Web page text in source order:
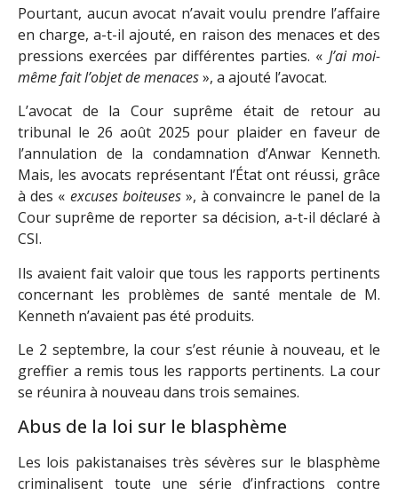
Pourtant, aucun avocat n’avait voulu prendre l’affaire
en charge, a-t-il ajouté, en raison des menaces et des
pressions exercées par différentes parties. « J’ai moi-
même fait l’objet de menaces», a ajouté l’avocat.
L’avocat de la Cour suprême était de retour au
tribunal le 26 août 2025 pour plaider en faveur de
l’annulation de la condamnation d’Anwar Kenneth.
Mais, les avocats représentant l’État ont réussi, grâce
à des « excuses boiteuses», à convaincre le panel de la
Cour suprême de reporter sa décision, a-t-il déclaré à
CSI.
Ils avaient fait valoir que tous les rapports pertinents
concernant les problèmes de santé mentale de M.
Kenneth n’avaient pas été produits.
Le 2 septembre, la cour s’est réunie à nouveau, et le
greffier a remis tous les rapports pertinents. La cour
se réunira à nouveau dans trois semaines.
Abus de la loi sur le blasphème
Les lois pakistanaises très sévères sur le blasphème
criminalisent toute une série d’infractions contre